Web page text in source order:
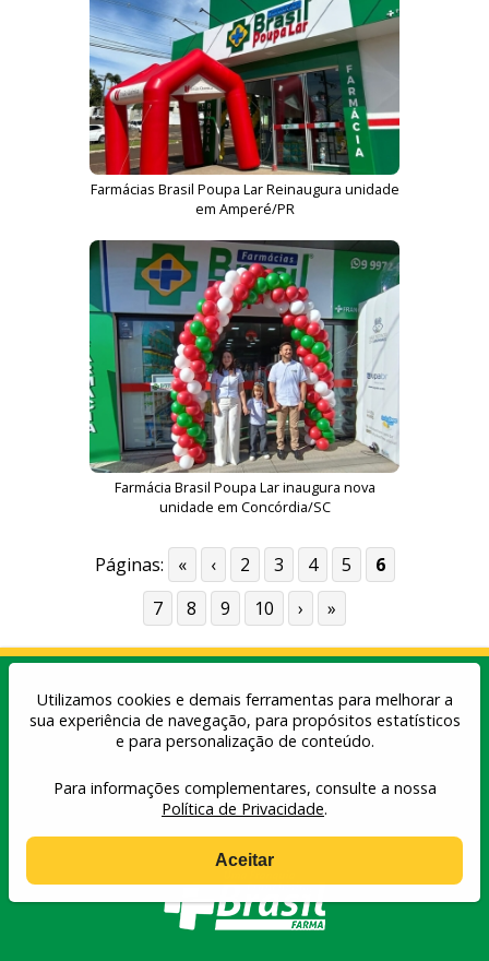
Farmácias Brasil Poupa Lar Reinaugura unidade
em Amperé/PR
Farmácia Brasil Poupa Lar inaugura nova
unidade em Concórdia/SC
Páginas: « ‹ 2 3 4 5
6
7
8 9 10 › »
Política de privacidade| Copyright© 2026 -
Farmácias Brasil Poupa Lar
Utilizamos cookies e demais ferramentas para melhorar a
sua experiência de navegação, para propósitos estatísticos
e para personalização de conteúdo.
Para informações complementares, consulte a nossa
Política de Privacidade.
Aceitar